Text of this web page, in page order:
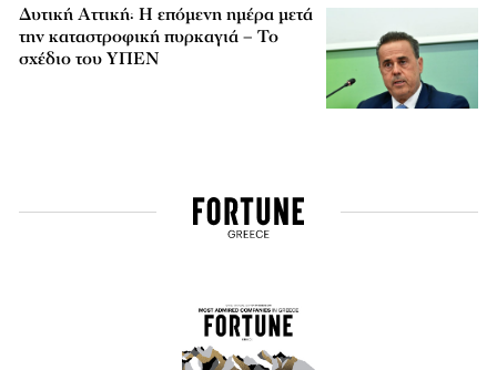
Δυτική Αττική: Η επόμενη ημέρα μετά
την καταστροφική πυρκαγιά – Το
σχέδιο του ΥΠΕΝ